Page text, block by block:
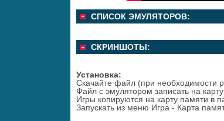
СПИСОК ЭМУЛЯТОРОВ:
СКРИНШОТЫ:
Установка:
Скачайте файл (при необходимости
Файл с эмулятором записать на
Игры копируются на карту памяти в
Запускать из меню Игра - Карта